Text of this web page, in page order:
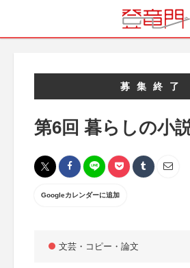
募集終了
第6回 暮らしの小
Googleカレンダーに追加
文芸・コピー・論文